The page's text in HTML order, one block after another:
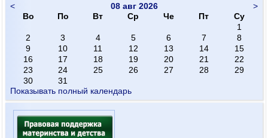
< >
08 авг 2026
Во
По Вт Ср Че Пт
Су
1
2
3 4 5 6 7
8
9
10 11 12 13 14
15
16
17 18 19 20 21
22
23
24 25 26 27 28
29
30
31
Показывать полный календарь